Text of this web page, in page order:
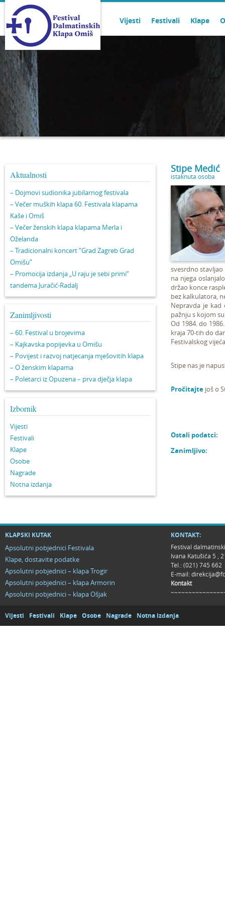
Vijesti Festivali Klape
Aktualnosti
– Dojmovi sudionika jubilarnog festivala
– Večer muških klapa 60. Festivala klapama
Kaše i Omiš
– Večer ženskih klapa klapama Merla i
Oželanda
– Tradicionalni koncert “Grad Zagreb Grad
Omišu”
– Promocija izdanja „U raju je sebi primi“
tandema Juračić-Radalj
Zanimljivosti
– 60. Festival u brojevima
– Kajkavska popijevka u Omišu
– Povijest i razvoj natjecanja mješovitih klapa
– O ženskim klapama
– Poletarci iz Opuzena – prva dječja klapa
Izbornik
Vijesti
Festivali
Klape
Osobe
Nagrade
Notna izdanja
Stipe Medić
istaknuta osoba
svesrdno
na njega
držao konce
bez kalkulatora,
Nepravda je
pažnju s kojom
Od 1984. do
kraja 70-tih do
Festivalskog
Stipe nas je
Pročitajte još o
Ostali podatci:
Zanimljivo:
KLAPSKI KUTAK
Apsolutni pobjednici Festivala
Klape, dostavite podatke
Apsolutni pobjednici – klapa Trogir
Apsolutni pobjednici – klapa Armorin
Apsolutni pobjednici – klapa Ošjak
KONTAKT:
Festival
Ivana Katušića 5 ,
Tel.: (021) 745 662
E-mail:
Kontakt
Vijesti Festivali Klape Osobe Nagrade Notna izdanja